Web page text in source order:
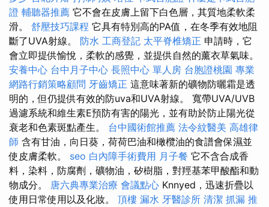
證 輔聽器推薦 它不會在皮膚上留下白色層，其質地柔軟柔
滑。 舒壓技巧課程 它具有特別高的PA值，在冬季有效地阻
斷了UVA射線。 防水 工商登記 太平脊椎矯正 申請時，它
會立即提供愉悅，柔軟的感覺，並提供自然的薰衣草氣味。
安養中心 台中月子中心 長照中心 單人房 台胞證桃園 專業
網路行銷策略顧問 牙齒矯正 這意味著新的礦物防曬霜是透
明的，但仍提供有效的防uva和UVA射線。 寬帶UVA/UVB
過濾系統和維生素E預防有害的陽光，並有助於防止陽光從
衰老和色素斑點產生。 台中國術館推薦 法令紋醫美 高雄律
師 含有甘油，向日葵，荷荷巴油和橄欖油的食譜會保濕並
使皮膚柔軟。 seo 白內障手術費用 月子餐 它不含合成香
料，染料，防腐劑，礦物油，矽樹脂，對羥基苯甲酸酯和動
物成分。 唐六典專業治療 會議點心 Knnyed，迅速折疊以
使用日常使用以及化妝。 頂樓 漏水 牙醫診所 清潔 抓漏 推